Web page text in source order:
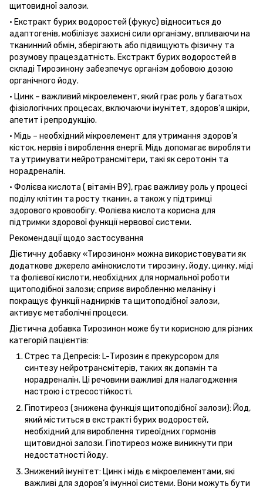
щитовидної залози.
· Екстракт бурих водоростей (фукус) відноситься до
адаптогенів, мобілізує захисні сили організму, впливаючи на
тканинний обмін, зберігають або підвищують фізичну та
розумову працездатність. Екстракт бурих водоростей в
складі Тирозинону забезпечує організм добовою дозою
органічного йоду.
· Цинк – важливий мікроелемент, який грає роль у багатьох
фізіологічних процесах, включаючи імунітет, здоров’я шкіри,
апетит і репродукцію.
· Мідь – необхідний мікроелемент для утримання здоров’я
кісток, нервів і вироблення енергії. Мідь допомагає виробляти
та утримувати нейротрансмітери, такі як серотонін та
норадреналін.
· Фолієва кислота ( вітамін В9), грає важливу роль у процесі
поділу клітин та росту тканин, а також у підтримці
здорового кровообігу. Фолієва кислота корисна для
підтримки здорової функції нервової системи.
Рекомендації щодо застосування
Дієтичну добавку «Тирозинон» можна використовувати як
додаткове джерело амінокислоти тирозину, йоду, цинку, міді
та фолієвої кислоти, необхідних для нормальної роботи
щитоподібної залози; сприяє виробленню меланіну і
покращує функції наднирків та щитоподібної залози,
активує метаболічні процеси.
Дієтична добавка Тирозинон може бути корисною для різних
категорій пацієнтів:
Стрес та Депресія: L-Тирозин є прекурсором для
синтезу нейротрансмітерів, таких як допамін та
норадреналін. Ці речовини важливі для налагодження
настрою і стресостійкості.
Гіпотиреоз (знижена функція щитоподібної залози): Йод,
який міститься в екстракті бурих водоростей,
необхідний для вироблення тиреоїдних гормонів
щитовидної залози. Гіпотиреоз може виникнути при
недостатності йоду.
Знижений імунітет: Цинк і мідь є мікроелементами, які
важливі для здоров’я імунної системи. Вони можуть бути